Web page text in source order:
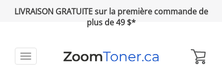
LIVRAISON GRATUITE sur la première commande de
plus de 49 $*
Toggle